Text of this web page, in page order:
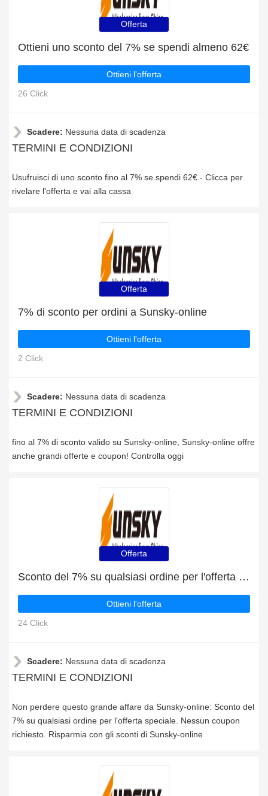
Offerta
Ottieni uno sconto del 7% se spendi almeno 62€
Ottieni l'offerta
26 Click
Scadere: Nessuna data di scadenza
TERMINI E CONDIZIONI
Usufruisci di uno sconto fino al 7% se spendi 62€ - Clicca per
rivelare l'offerta e vai alla cassa
Offerta
7% di sconto per ordini a Sunsky-online
Ottieni l'offerta
2 Click
Scadere: Nessuna data di scadenza
TERMINI E CONDIZIONI
fino al 7% di sconto valido su Sunsky-online, Sunsky-online offre
anche grandi offerte e coupon! Controlla oggi
Offerta
Sconto del 7% su qualsiasi ordine per l'offerta speciale
Ottieni l'offerta
24 Click
Scadere: Nessuna data di scadenza
TERMINI E CONDIZIONI
Non perdere questo grande affare da Sunsky-online: Sconto del
7% su qualsiasi ordine per l'offerta speciale. Nessun coupon
richiesto. Risparmia con gli sconti di Sunsky-online